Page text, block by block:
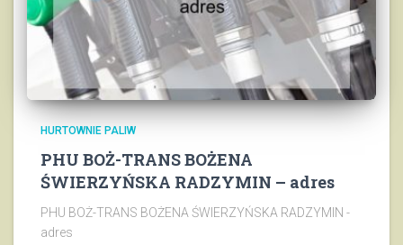
HURTOWNIE PALIW
PHU BOŻ-TRANS BOŻENA
ŚWIERZYŃSKA RADZYMIN – adres
PHU BOŻ-TRANS BOŻENA ŚWIERZYŃSKA RADZYMIN -
adres